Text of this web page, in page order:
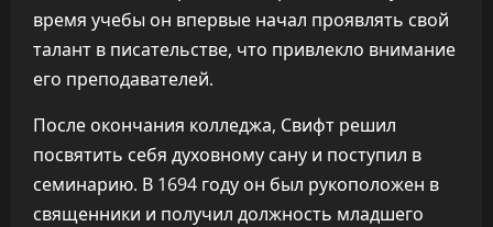
время учебы он впервые начал проявлять свой
талант в писательстве, что привлекло внимание
его преподавателей.
После окончания колледжа, Свифт решил
посвятить себя духовному сану и поступил в
семинарию. В 1694 году он был рукоположен в
священники и получил должность младшего